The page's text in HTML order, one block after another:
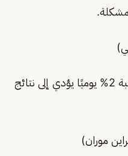
- تُشير إلى أن تحسين الأداء بنسبة 2% يوميًا يؤدي إلى نتائج